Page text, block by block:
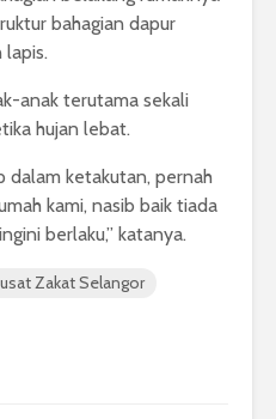
bahagian dapur
lapis.
anak terutama sekali
hujan lebat.
dalam ketakutan, pernah
kami, nasib baik tiada
berlaku,” katanya.
Zakat Selangor